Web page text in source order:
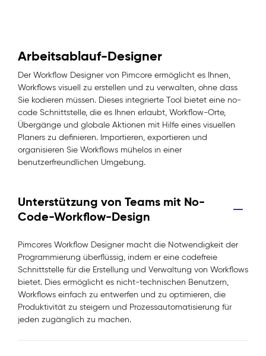
Arbeitsablauf-Designer
Der Workflow Designer von Pimcore ermöglicht es Ihnen,
Workflows visuell zu erstellen und zu verwalten, ohne dass
Sie kodieren müssen. Dieses integrierte Tool bietet eine no-
code Schnittstelle, die es Ihnen erlaubt, Workflow-Orte,
Übergänge und globale Aktionen mit Hilfe eines visuellen
Planers zu definieren. Importieren, exportieren und
organisieren Sie Workflows mühelos in einer
benutzerfreundlichen Umgebung.
Unterstützung von Teams mit No-
Code-Workflow-Design
Pimcores Workflow Designer macht die Notwendigkeit der
Programmierung überflüssig, indem er eine codefreie
Schnittstelle für die Erstellung und Verwaltung von Workflows
bietet. Dies ermöglicht es nicht-technischen Benutzern,
Workflows einfach zu entwerfen und zu optimieren, die
Produktivität zu steigern und Prozessautomatisierung für
jeden zugänglich zu machen.